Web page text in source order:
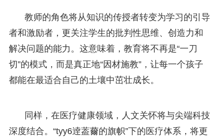
教师的角色将从知识的传授者转变为学习的引导
者和激励者，更关注学生的批判性思维、创造力和
解决问题的能力。这意味着，教育将不再是“一刀
切”的模式，而是真正地“因材施教”，让每一个孩子
都能在最适合自己的土壤中茁壮成长。
同样，在医疗健康领域，人文关怀将与尖端科技
深度结合。“tyy6逹葢薾的旗帜”下的医疗体系，将更